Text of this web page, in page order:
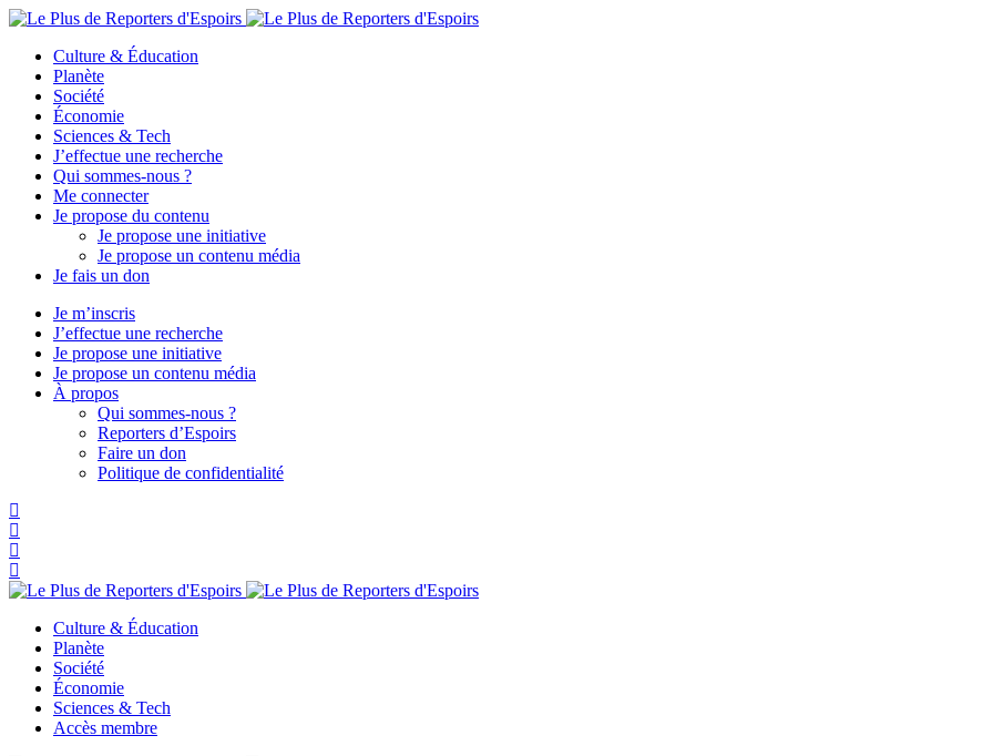
Culture & Éducation
Planète
Société
Économie
Sciences & Tech
J’effectue une recherche
Qui sommes-nous ?
Me connecter
Je propose du contenu
Je propose une initiative
Je propose un contenu média
Je fais un don
Je m’inscris
J’effectue une recherche
Je propose une initiative
Je propose un contenu média
À propos
Qui sommes-nous ?
Reporters d’Espoirs
Faire un don
Politique de confidentialité
Culture & Éducation
Planète
Société
Économie
Sciences & Tech
Accès membre